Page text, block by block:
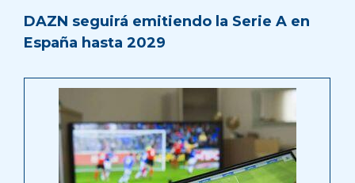
DAZN seguirá emitiendo la Serie A en
España hasta 2029